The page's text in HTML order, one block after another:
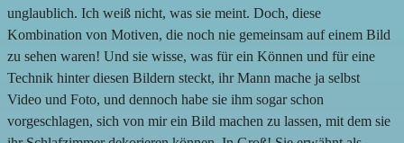
unglaublich. Ich weiß nicht, was sie meint. Doch, diese
Kombination von Motiven, die noch nie gemeinsam auf einem Bild
zu sehen waren! Und sie wisse, was für ein Können und für eine
Technik hinter diesen Bildern steckt, ihr Mann mache ja selbst
Video und Foto, und dennoch habe sie ihm sogar schon
vorgeschlagen, sich von mir ein Bild machen zu lassen, mit dem sie